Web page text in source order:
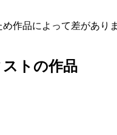
作品によって差がありま
トの作品